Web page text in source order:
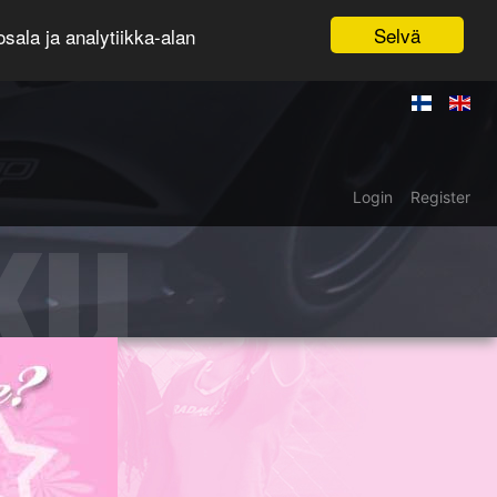
Selvä
ja analytiikka-alan
Login Register